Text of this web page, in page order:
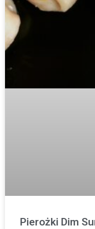
Pierożki Dim